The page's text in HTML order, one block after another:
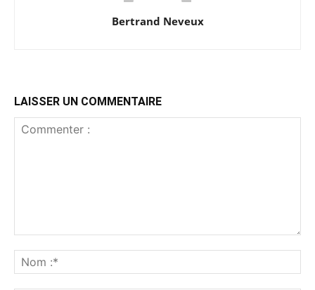
Bertrand Neveux
LAISSER UN COMMENTAIRE